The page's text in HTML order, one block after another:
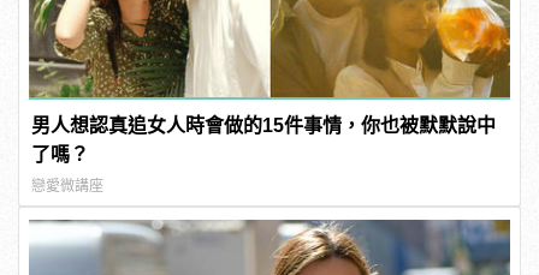
男人想認真追女人時會做的15件事情，你也被默默說中
了嗎？
戀愛微講座